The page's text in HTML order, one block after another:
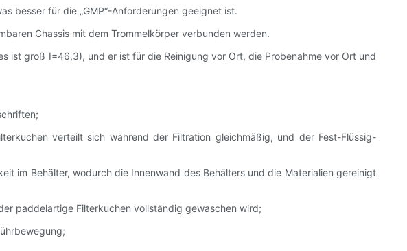
besser für die „GMP“-Anforderungen geeignet ist.
Chassis mit dem Trommelkörper verbunden werden.
ist groß I=46,3), und er ist für die Reinigung vor Ort, die Probenahme vor Ort und
verteilt sich während der Filtration gleichmäßig, und der Fest-Flüssig-
im Behälter, wodurch die Innenwand des Behälters und die Materialien gereinigt
paddelartige Filterkuchen vollständig gewaschen wird;